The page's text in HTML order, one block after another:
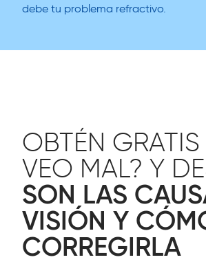
debe tu problema refractivo.
OBTÉN
VEO MAL? Y
SON LAS
VISIÓN Y
CORREGIRLA